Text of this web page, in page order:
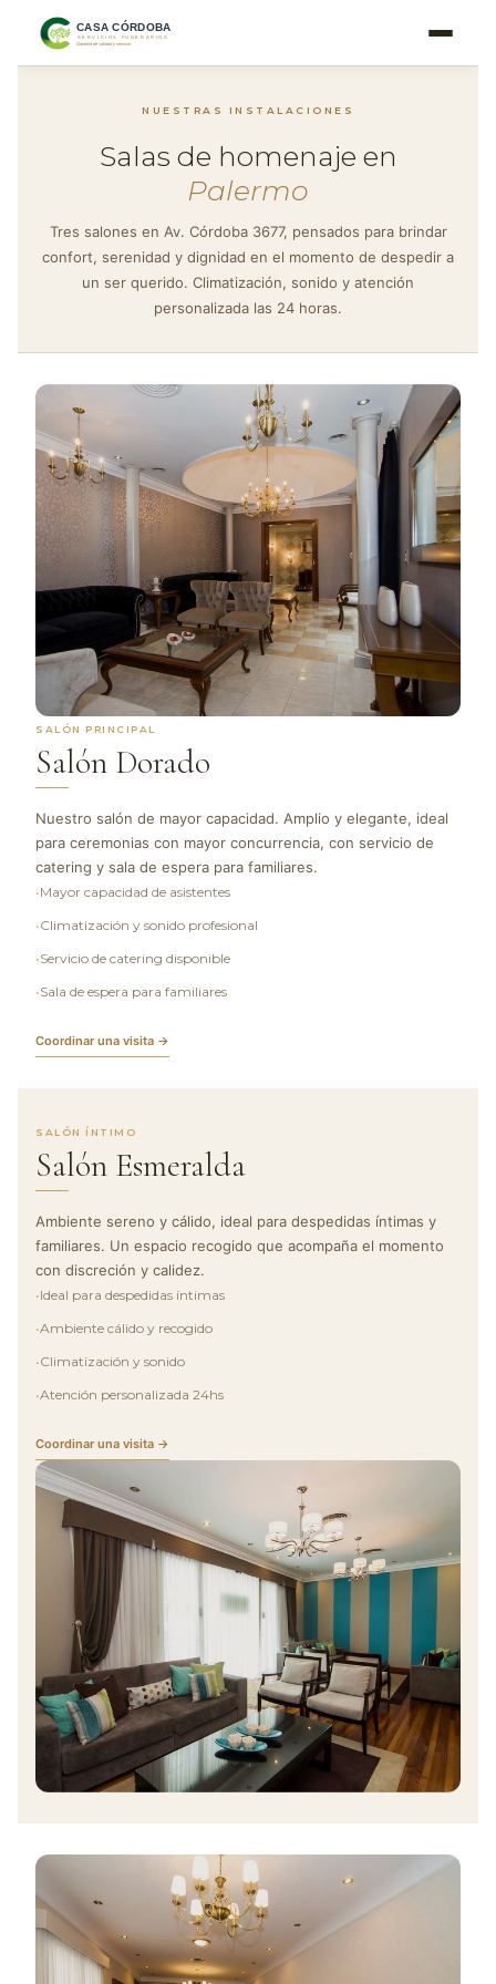
contenido
NUESTRAS INSTALACIONES
Salas de homenaje en
Palermo
Tres salones en Av. Córdoba 3677, pensados para brindar
confort, serenidad y dignidad en el momento de despedir a
un ser querido. Climatización, sonido y atención
personalizada las 24 horas.
SALÓN PRINCIPAL
Salón Dorado
Nuestro salón de mayor capacidad. Amplio y elegante, ideal
para ceremonias con mayor concurrencia, con servicio de
catering y sala de espera para familiares.
•Mayor capacidad de asistentes
•Climatización y sonido profesional
•Servicio de catering disponible
•Sala de espera para familiares
Coordinar una visita →
SALÓN ÍNTIMO
Salón Esmeralda
Ambiente sereno y cálido, ideal para despedidas íntimas y
familiares. Un espacio recogido que acompaña el momento
con discreción y calidez.
•Ideal para despedidas íntimas
•Ambiente cálido y recogido
•Climatización y sonido
•Atención personalizada 24hs
Coordinar una visita →